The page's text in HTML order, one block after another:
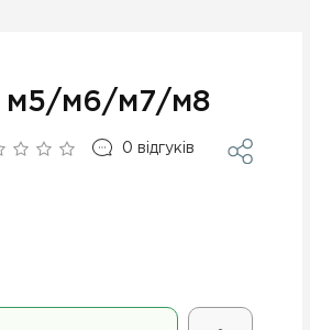
м5/м6/м7/м8
0 відгуків